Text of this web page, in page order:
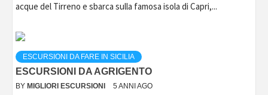
acque del Tirreno e sbarca sulla famosa isola di Capri,...
ESCURSIONI DA FARE IN SICILIA
ESCURSIONI DA AGRIGENTO
BY MIGLIORI ESCURSIONI 5 ANNI AGO